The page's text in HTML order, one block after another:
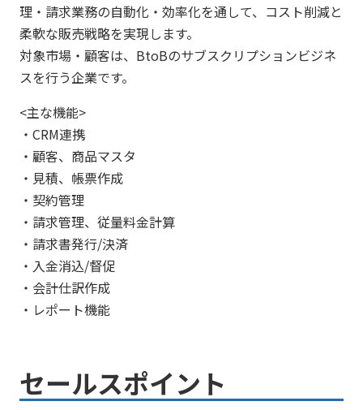
理・請求業務の自動化・効率化を通して、コスト削減と
柔軟な販売戦略を実現します。
対象市場・顧客は、BtoBのサブスクリプションビジネ
スを行う企業です。
<主な機能>
・CRM連携
・顧客、商品マスタ
・見積、帳票作成
・契約管理
・請求管理、従量料金計算
・請求書発行/決済
・入金消込/督促
・会計仕訳作成
・レポート機能
セールスポイント